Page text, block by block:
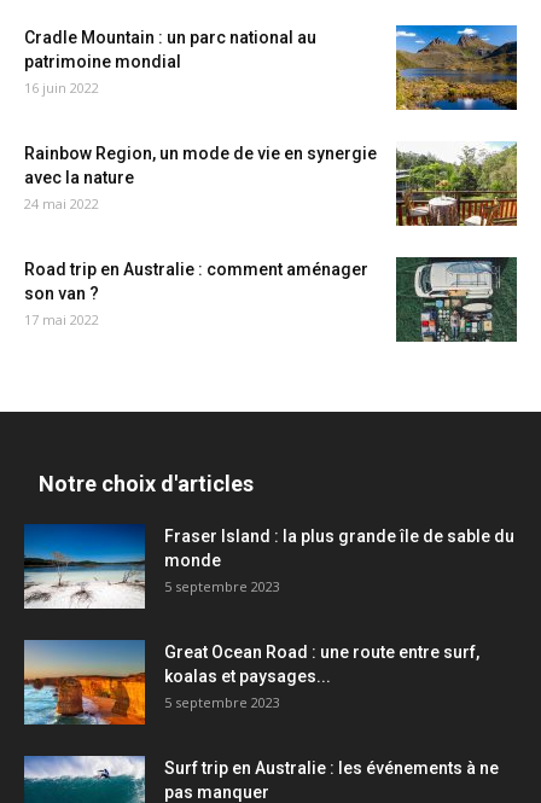
Cradle Mountain : un parc national au
patrimoine mondial
16 juin 2022
Rainbow Region, un mode de vie en synergie
avec la nature
24 mai 2022
Road trip en Australie : comment aménager
son van ?
17 mai 2022
Notre choix d'articles
Fraser Island : la plus grande île de sable du
monde
5 septembre 2023
Great Ocean Road : une route entre surf,
koalas et paysages...
5 septembre 2023
Surf trip en Australie : les événements à ne
pas manquer